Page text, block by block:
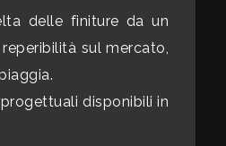
delle finiture da un
sul mercato,
disponibili in